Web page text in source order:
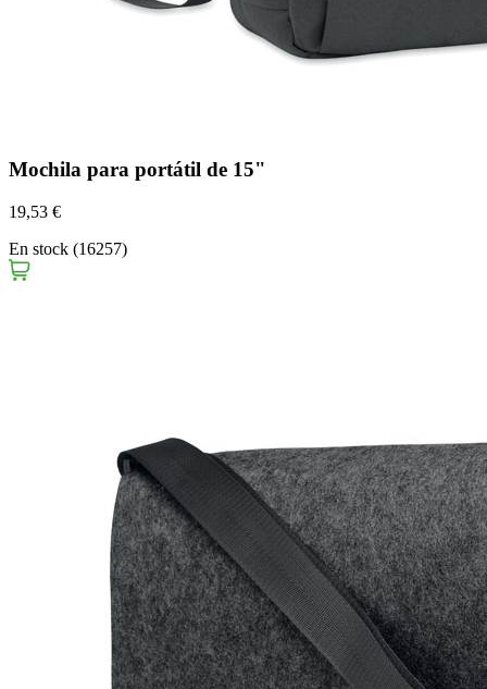
Mochila para portátil de 15"
19,53 €
En stock (16257)